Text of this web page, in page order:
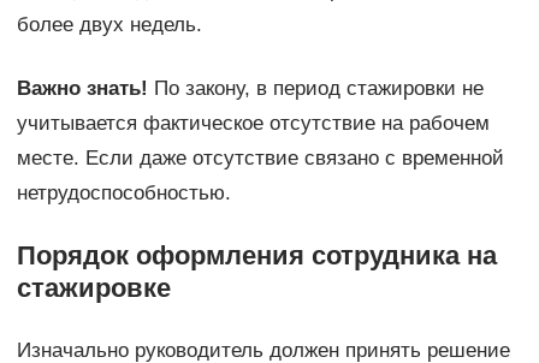
более двух недель.
Важно знать! По закону, в период стажировки не
учитывается фактическое отсутствие на рабочем
месте. Если даже отсутствие связано с временной
нетрудоспособностью.
Порядок оформления сотрудника на
стажировке
Изначально руководитель должен принять решение